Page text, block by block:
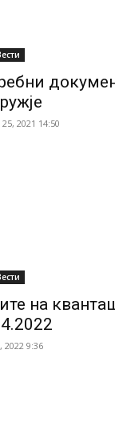
2021 14:50
на
2022 9:36